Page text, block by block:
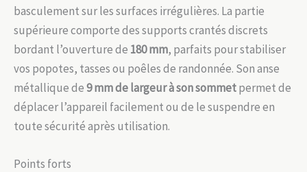
basculement sur les surfaces irrégulières. La partie
supérieure comporte des supports crantés discrets
bordant l’ouverture de 180 mm, parfaits pour stabiliser
vos popotes, tasses ou poêles de randonnée. Son anse
métallique de9 mm de largeur à son sommetpermet de
déplacer l’appareil facilement ou de le suspendre en
toute sécurité après utilisation.
Points forts